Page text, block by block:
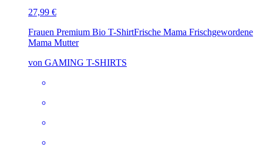
27,99 €
Frauen Premium Bio T-ShirtFrische Mama Frischgewordene
Mama Mutter
von GAMING T-SHIRTS